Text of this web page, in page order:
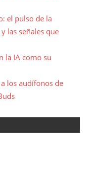
el pulso de la
las señales que
la IA como su
los audífonos de